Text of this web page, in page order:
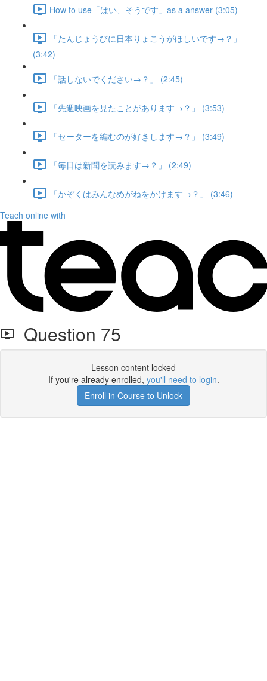
How to use「はい、そうです」as a answer (3:05)
「たんじょうびに日本りょこうがほしいです→？」
(3:42)
「話しないでください→？」 (2:45)
「先週映画を見たことがあります→？」 (3:53)
「セーターを編むのが好きします→？」 (3:49)
「毎日は新聞を読みます→？」 (2:49)
「かぞくはみんなめがねをかけます→？」 (3:46)
Teach online with
Question 75
Lesson content locked
If you're already enrolled, you'll need to login.
Enroll in Course to Unlock